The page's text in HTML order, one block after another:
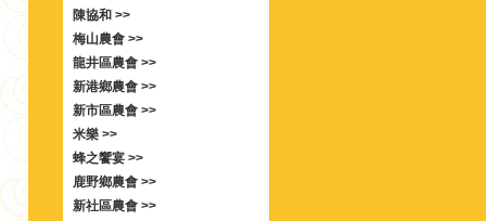
陳協和 >>
梅山農會 >>
龍井區農會 >>
新港鄉農會 >>
新市區農會 >>
米樂 >>
蜂之饗宴 >>
鹿野鄉農會 >>
新社區農會 >>